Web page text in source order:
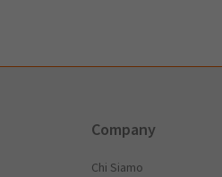
Company
Chi Siamo